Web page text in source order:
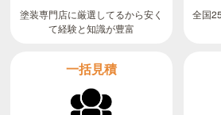
塗装専門店に厳選してるから安く
て経験と知識が豊富
全国
一括見積